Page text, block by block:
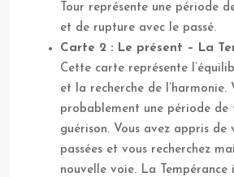
Tour représente une période
et de rupture avec le passé.
Carte 2 : Le présent – La
Cette carte représente
et la recherche de l’harmonie.
probablement une période
guérison. Vous avez appris de
passées et vous recherchez
nouvelle voie. La Tempérance